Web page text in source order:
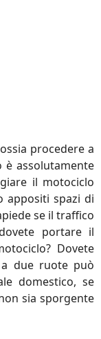
procedere a
è assolutamente
il motociclo
appositi spazi di
se il traffico
portare il
Dovete
due ruote può
domestico, se
sia sporgente